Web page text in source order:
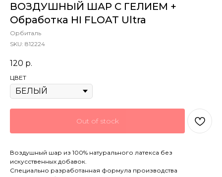
ВОЗДУШНЫЙ ШАР С ГЕЛИЕМ +
Обработка HI FLOAT Ultra
Орбиталь
SKU: 812224
120 р.
ЦВЕТ
Out of stock
Воздушный шар из 100% натурального латекса без
искусственных добавок.
Специально разработанная формула производства